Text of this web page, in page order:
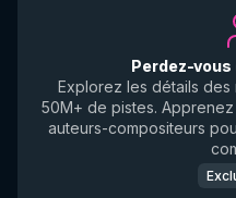
Perdez-vous
Explorez les détails
50M+ de pistes.
auteurs-compositeurs